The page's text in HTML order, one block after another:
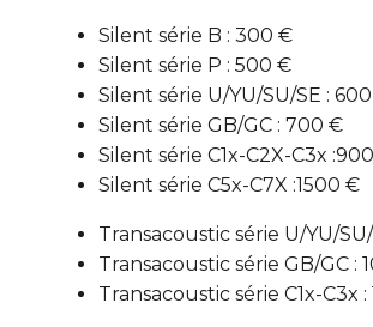
Silent série B : 300 €
Silent série P : 500 €
Silent série U/YU/SU/SE :
Silent série GB/GC : 700 €
Silent série C1x-C2X-C3x
Silent série C5x-C7X :1500 €
Transacoustic série U/YU/
Transacoustic série GB/GC :
Transacoustic série C1x-C3x